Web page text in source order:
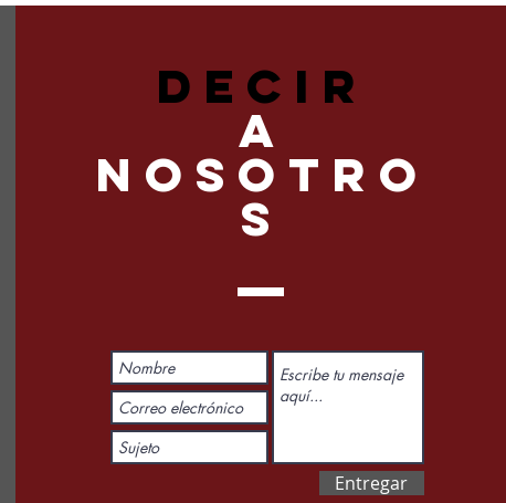
DECIR
A
NOSOTRO
S
Entregar